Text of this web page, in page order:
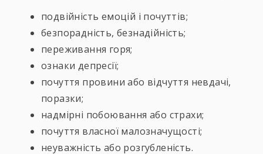
подвійність емоцій і почуттів;
безпорадність, безнадійність;
переживання горя;
ознаки депресії;
почуття провини або відчуття невдачі,
поразки;
надмірні побоювання або страхи;
почуття власної малозначущості;
неуважність або розгубленість.